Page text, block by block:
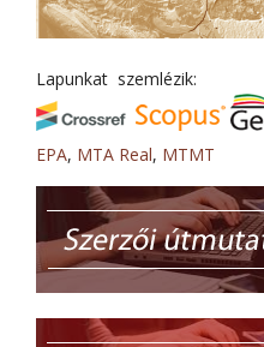
Lapunkat szemlézik:
EPA, MTA Real, MTMT